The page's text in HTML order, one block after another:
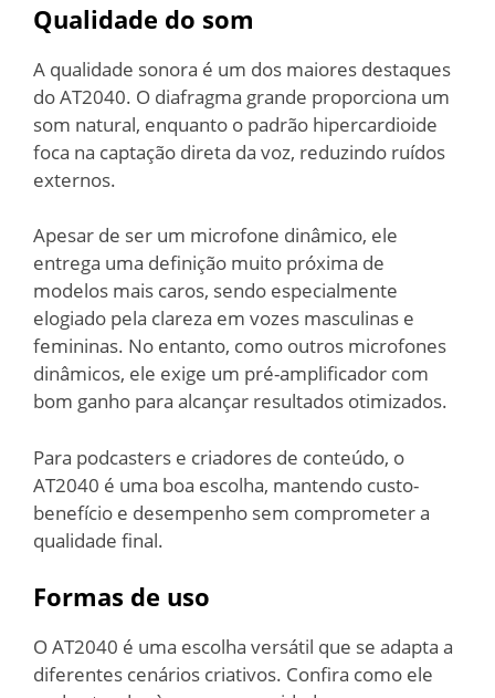
Qualidade do som
A qualidade sonora é um dos maiores destaques
do AT2040. O diafragma grande proporciona um
som natural, enquanto o padrão hipercardioide
foca na captação direta da voz, reduzindo ruídos
externos.
Apesar de ser um microfone dinâmico, ele
entrega uma definição muito próxima de
modelos mais caros, sendo especialmente
elogiado pela clareza em vozes masculinas e
femininas. No entanto, como outros microfones
dinâmicos, ele exige um pré-amplificador com
bom ganho para alcançar resultados otimizados.
Para podcasters e criadores de conteúdo, o
AT2040 é uma boa escolha, mantendo custo-
benefício e desempenho sem comprometer a
qualidade final.
Formas de uso
O AT2040 é uma escolha versátil que se adapta a
diferentes cenários criativos. Confira como ele